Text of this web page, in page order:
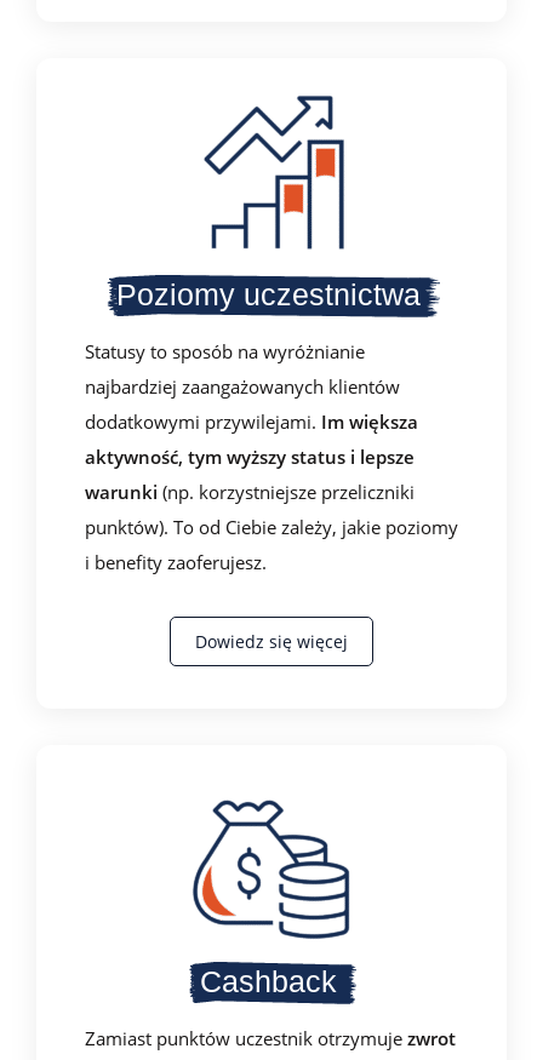
Poziomy uczestnictwa
Statusy to sposób na wyróżnianie
najbardziej zaangażowanych klientów
dodatkowymi przywilejami. Im większa
aktywność, tym wyższy status i lepsze
warunki (np. korzystniejsze przeliczniki
punktów). To od Ciebie zależy, jakie poziomy
i benefity zaoferujesz.
Dowiedz się więcej
Cashback
Zamiast punktów uczestnik otrzymuje zwrot